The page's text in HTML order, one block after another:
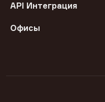
API Интеграция
Офисы